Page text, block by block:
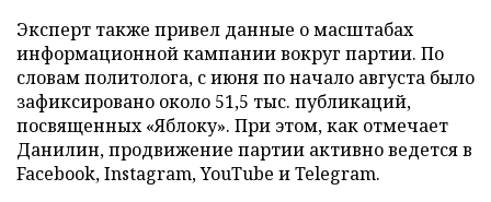
Эксперт также привел данные о масштабах
информационной кампании вокруг партии. По
словам политолога, с июня по начало августа было
зафиксировано около 51,5 тыс. публикаций,
посвященных «Яблоку». При этом, как отмечает
Данилин, продвижение партии активно ведется в
Facebook, Instagram, YouTube и Telegram.